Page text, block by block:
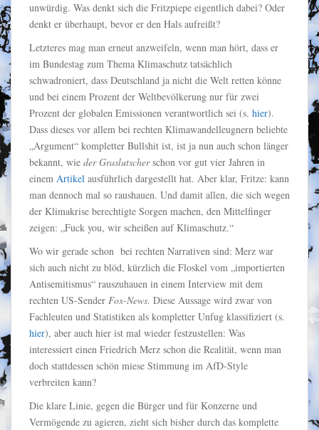
unwürdig. Was denkt sich die Fritzpiepe eigentlich dabei? Oder
denkt er überhaupt, bevor er den Hals aufreißt?
Letzteres mag man erneut anzweifeln, wenn man hört, dass er
im Bundestag zum Thema Klimaschutz tatsächlich
schwadroniert, dass Deutschland ja nicht die Welt retten könne
und bei einem Prozent der Weltbevölkerung nur für zwei
Prozent der globalen Emissionen verantwortlich sei (s. hier).
Dass dieses vor allem bei rechten Klimawandelleugnern beliebte
„Argument“ kompletter Bullshit ist, ist ja nun auch schon länger
bekannt, wie der Graslutscherschon vor gut vier Jahren in
einem Artikel ausführlich dargestellt hat. Aber klar, Fritze: kann
man dennoch mal so raushauen. Und damit allen, die sich wegen
der Klimakrise berechtigte Sorgen machen, den Mittelfinger
zeigen: „Fuck you, wir scheißen auf Klimaschutz.“
Wo wir gerade schon bei rechten Narrativen sind: Merz war
sich auch nicht zu blöd, kürzlich die Floskel vom „importierten
Antisemitismus“ rauszuhauen in einem Interview mit dem
rechten US-Sender Fox-News. Diese Aussage wird zwar von
Fachleuten und Statistiken als kompletter Unfug klassifiziert (s.
hier), aber auch hier ist mal wieder festzustellen: Was
interessiert einen Friedrich Merz schon die Realität, wenn man
doch stattdessen schön miese Stimmung im AfD-Style
verbreiten kann?
Die klare Linie, gegen die Bürger und für Konzerne und
Vermögende zu agieren, zieht sich bisher durch das komplette